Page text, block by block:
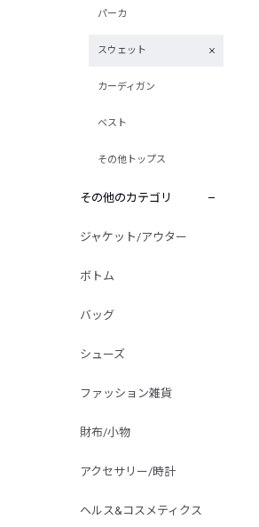
パーカ
スウェット
カーディガン
ベスト
その他トップス
その他のカテゴリ
ジャケット/アウター
ボトム
バッグ
シューズ
ファッション雑貨
財布/小物
アクセサリー/時計
ヘルス&コスメティクス
別注限定 フード付き チェックシャツジャケット